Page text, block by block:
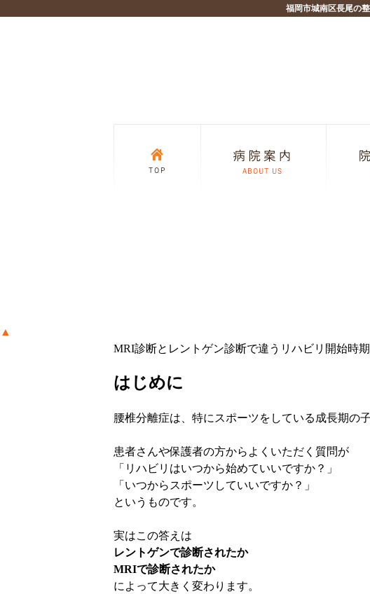
福岡市城南区長尾の
▲
MRI診断とレントゲン診断で違うリハビリ開始時
はじめに
腰椎分離症は、特にスポーツをしている成長期の
患者さんや保護者の方からよくいただく質問が
「リハビリはいつから始めていいですか？」
「いつからスポーツしていいですか？」
というものです。
実はこの答えは
レントゲンで診断されたか
MRIで診断されたか
によって大きく変わります。